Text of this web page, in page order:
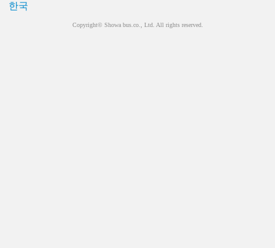
한국
Copyright© Showa bus.co., Ltd. All rights reserved.